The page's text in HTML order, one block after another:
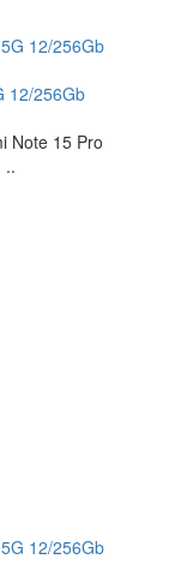
12/256Gb
Note 15 Pro
..